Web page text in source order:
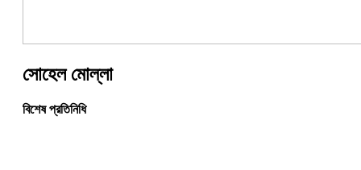
সোহেল মোল্লা
বিশেষ প্রতিনিধি